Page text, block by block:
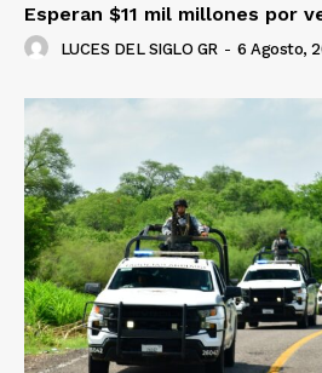
Esperan $11 mil millones por
LUCES DEL SIGLO GR - 6 Agosto,